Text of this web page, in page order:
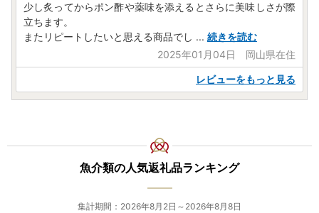
少し炙ってからポン酢や薬味を添えるとさらに美味しさが際
立ちます。
またリピートしたいと思える商品でし ... 続きを読む
2025年01月04日 岡山県在住
レビューをもっと見る
魚介類の人気返礼品ランキング
集計期間：2026年8月2日～2026年8月8日